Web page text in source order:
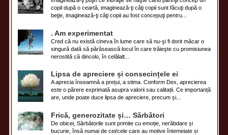
copil după o ceartă, imaginează-ţi câţi copii sunt făcuţi după o
beţie, imaginează-ţi câţi copii au fost concepuţi pentru...
. Am experimentat
Cred că nu există cineva în lume care să nu-şi fi dorit măcar o
singură dată să părăsească locul în care trăieşte cu promisiunea
nerostită că dincolo, în celălalt...
Lipsa de apreciere și consecințele ei
A aprecia înseamnă a prețui, a stima. Conform Dex, aprecierea
este o părere exprimată asupra valorii sau calitații. Ce importanță
are, unde poate duce lipsa de apreciere, precum și...
Frică, generozitate și… Sărbători
De obicei, Sărbătorile sunt primite cu emoție, nerăbdare și
bucurie, însă numai de cei/cele care au motive întemeiate și